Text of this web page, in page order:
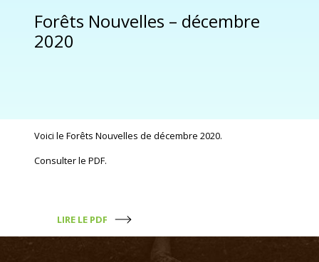
Forêts Nouvelles – décembre
2020
Voici le Forêts Nouvelles de décembre 2020.
Consulter le PDF.
LIRE LE PDF